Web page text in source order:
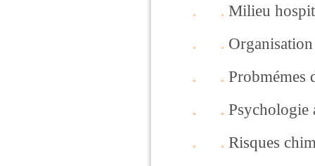
Milieu
Probmémes
Psychologie
Risques